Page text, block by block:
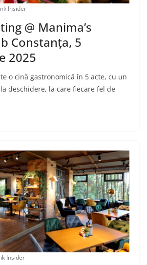
Insider
@ Manima’s
Constanța, 5
2025
o cină gastronomică în 5 acte, cu un
deschidere, la care fiecare fel de
Insider